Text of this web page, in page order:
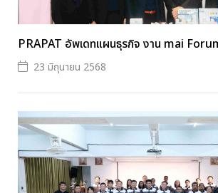
PRAPAT อัพเดทแผนธุรกิจ งาน mai
23 มิถุนายน 2568